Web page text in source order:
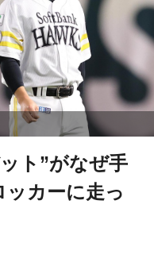
ト”がなぜ手
カーに走っ